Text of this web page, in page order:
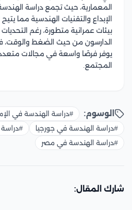
المعمارية، حيث تجمع دراسة
الإبداع والتقنيات الهندسية مما
بيئات عمرانية متطورة، رغم التحديات
الدارسون من حيث الضغط
يوفر فرصًا واسعة في مجالات
المجتمع.
الوسوم:
#دراسة الهندسة في
#دراسة الهندسة في جورجيا
#دراسة
#دراسة الهندسة في مصر
شارك المقال: